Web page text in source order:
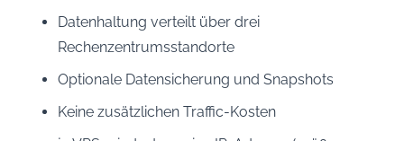
Datenhaltung verteilt über drei
Rechenzentrumsstandorte
Optionale Datensicherung und Snapshots
Keine zusätzlichen Traffic-Kosten